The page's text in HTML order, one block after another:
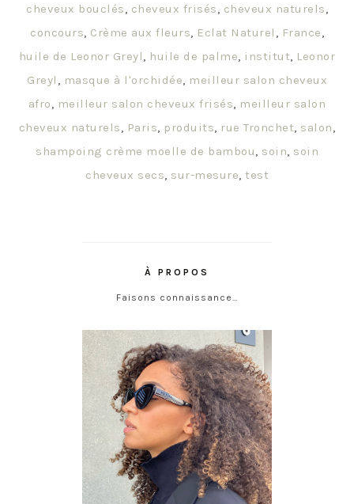
cheveux bouclés, cheveux frisés, cheveux naturels,
concours, Crème aux fleurs, Eclat Naturel , France,
huile de Leonor Greyl, huile de palme, institut, Leonor
Greyl , masque à l'orchidée, meilleur salon cheveux
afro, meilleur salon cheveux frisés, meilleur salon
cheveux naturels, Paris, produits, rue Tronchet, salon,
shampoing crème moelle de bambou, soin, soin
cheveux secs, sur-mesure, test
À PROPOS
Faisons connaissance…